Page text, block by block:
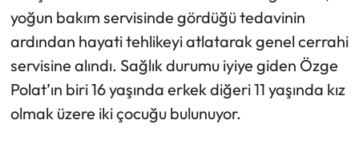
yoğun bakım servisinde gördüğü tedavinin
ardından hayati tehlikeyi atlatarak genel cerrahi
servisine alındı. Sağlık durumu iyiye giden Özge
Polat’ın biri 16 yaşında erkek diğeri 11 yaşında kız
olmak üzere iki çocuğu bulunuyor.